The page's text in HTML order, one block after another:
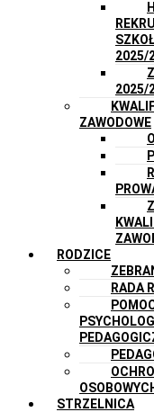
2025/
2025/
ZAWODOWE
RODZICE
RADA
STRZELNICA